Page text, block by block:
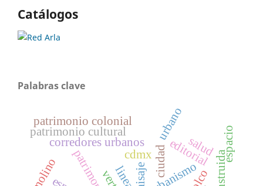
Catálogos
Palabras clave
lineas
ciudad
urbanismo
cdmx
corredores urbanos editorial
patrimonio
salud
paisaje
molino
patrimonio cultural urbano
espacio
patrimonio colonial